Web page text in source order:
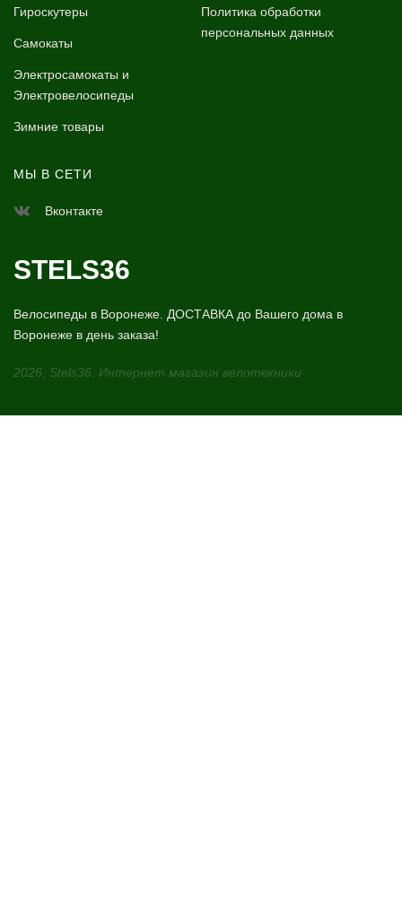
Гироскутеры
Самокаты
Электросамокаты и
Электровелосипеды
Зимние товары
Политика обработки
персональных данных
МЫ В СЕТИ
Вконтакте
STELS36
Велосипеды в Воронеже. ДОСТАВКА до Вашего дома в
Воронеже в день заказа!
2026, Stels36. Интернет магазин велотехники